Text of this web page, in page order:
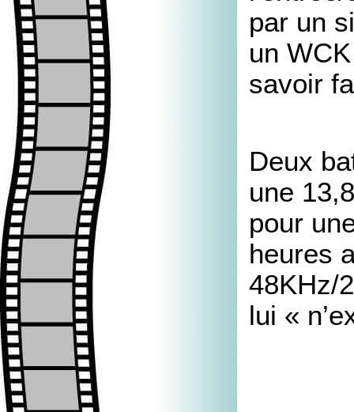
par un
un
savoir
Deux
une
pour
heures
48KHz/
lui «